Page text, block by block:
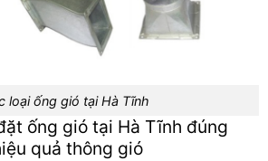
loại ống gió tại Hà Tĩnh
ống gió tại Hà Tĩnh đúng
quả thông gió